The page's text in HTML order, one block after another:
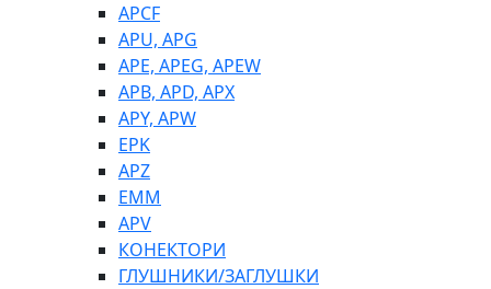
APCF
APU, APG
APE, APEG, APEW
APB, APD, APX
APY, APW
EPK
APZ
EMM
APV
КОНЕКТОРИ
ГЛУШНИКИ/ЗАГЛУШКИ